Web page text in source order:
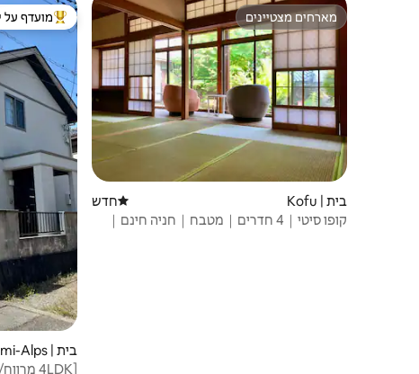
מארחים מצטיינים
מארחים מצטיינים
בית | Kofu מקום לינה חדש
חדש
קופו סיטי｜4 חדרים｜מטבח｜חניה חינם｜
מוביל בקרב
מועדף על
בית | Minami-Alps